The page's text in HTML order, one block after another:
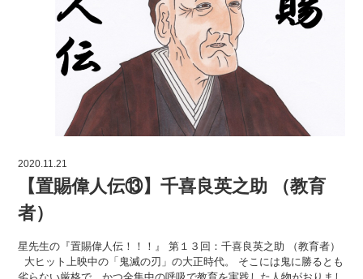
2020.11.21
【置賜偉人伝⑬】千喜良英之助 （教育
者）
星先生の『置賜偉人伝！！！』 第１３回：千喜良英之助 （教育者）
大ヒット上映中の「鬼滅の刃」の大正時代。 そこには鬼に勝るとも